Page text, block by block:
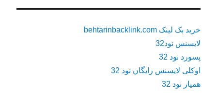
خرید بک لینک behtarinbacklink.com
لایسنس نود32
پسورد نود 32
اوکلی لایسنس رایگان نود 32
همیار نود 32